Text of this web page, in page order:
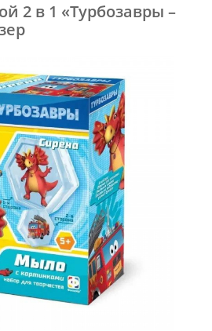
2 в 1 «Турбозавры –